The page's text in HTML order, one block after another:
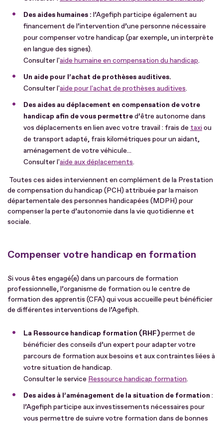
Des aides humaines : l’Agefiph participe également au
financement de l’intervention d’une personne nécessaire
pour compenser votre handicap (par exemple, un interprète
en langue des signes).
Consulter l'aide humaine en compensation du handicap.
Un aide pour l’achat de prothèses auditives.
Consulter l'aide pour l'achat de prothèses auditives.
Des aides au déplacement en compensation de votre
handicap afin de vous permettred’être autonome dans
vos déplacements en lien avec votre travail : frais de taxi ou
de transport adapté, frais kilométriques pour un aidant,
aménagement de votre véhicule...
Consulter l'aide aux déplacements.
Toutes ces aides interviennent en complément de la Prestation
de compensation du handicap (PCH) attribuée par la maison
départementale des personnes handicapées (MDPH) pour
compenser la perte d’autonomie dans la vie quotidienne et
sociale.
Compenser votre handicap en formation
Si vous êtes engagé(e) dans un parcours de formation
professionnelle, l’organisme de formation ou le centre de
formation des apprentis (CFA) qui vous accueille peut bénéficier
de différentes interventions de l’Agefiph.
La Ressource handicap formation (RHF)permet de
bénéficier des conseils d’un expert pour adapter votre
parcours de formation aux besoins et aux contraintes liées à
votre situation de handicap.
Consulter le service Ressource handicap formation.
Des aides à l’aménagement de la situation de formation :
l’Agefiph participe aux investissements nécessaires pour
vous permettre de suivre votre formation dans de bonnes